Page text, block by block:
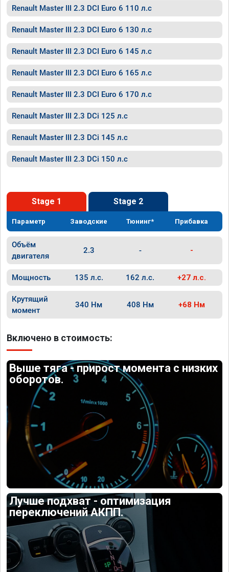
Renault Master III 2.3 DCI Euro 6 110 л.с
Renault Master III 2.3 DCI Euro 6 130 л.с
Renault Master III 2.3 DCI Euro 6 145 л.с
Renault Master III 2.3 DCI Euro 6 165 л.с
Renault Master III 2.3 DCI Euro 6 170 л.с
Renault Master III 2.3 DCi 125 л.с
Renault Master III 2.3 DCi 145 л.с
Renault Master III 2.3 DCi 150 л.с
Stage 1 Stage 2
Параметр Заводские Тюнинг* Прибавка
Объём
двигателя
2.3 - -
Мощность 135 л.с. 162 л.с. +27 л.с.
Крутящий
момент
340 Нм 408 Нм +68 Нм
Включено в стоимость:
Выше тяга - прирост момента с низких
оборотов.
Лучше подхват - оптимизация
переключений АКПП.